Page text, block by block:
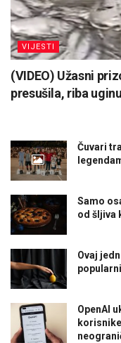
VIJESTI
(VIDEO) Užasni
presušila, riba
Čuvari
Samo
od šljiva
Ovaj
OpenAI